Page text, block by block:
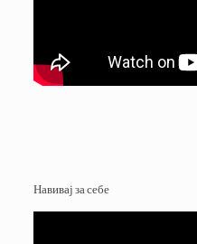
Навивај за себе